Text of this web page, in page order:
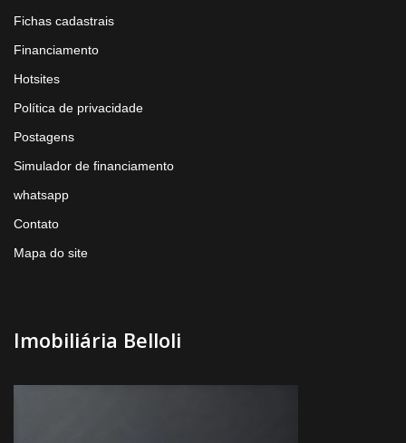
Fichas cadastrais
Financiamento
Hotsites
Política de privacidade
Postagens
Simulador de financiamento
whatsapp
Contato
Mapa do site
Imobiliária Belloli